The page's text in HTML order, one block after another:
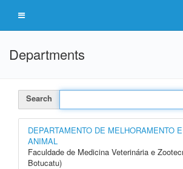
Departments
Search
DEPARTAMENTO DE MELHORAMENTO
ANIMAL
Faculdade de Medicina Veterinária e
Botucatu)